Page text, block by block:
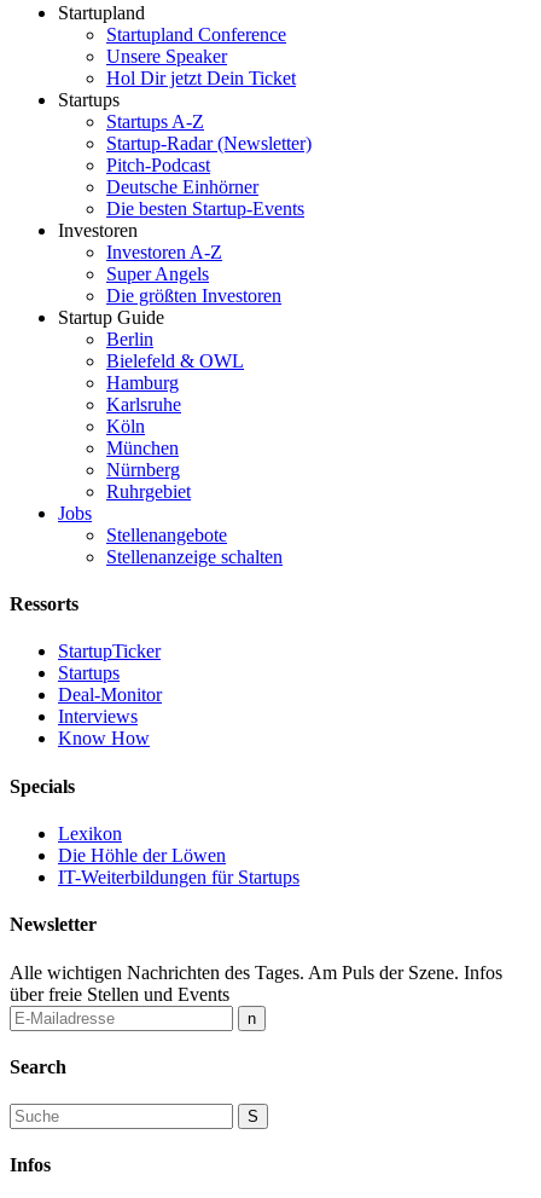
Startupland
Startupland Conference
Unsere Speaker
Hol Dir jetzt Dein Ticket
Startups
Startups A-Z
Startup-Radar (Newsletter)
Pitch-Podcast
Deutsche Einhörner
Die besten Startup-Events
Investoren
Investoren A-Z
Super Angels
Die größten Investoren
Startup Guide
Berlin
Bielefeld & OWL
Hamburg
Karlsruhe
Köln
München
Nürnberg
Ruhrgebiet
Jobs
Stellenangebote
Stellenanzeige schalten
Ressorts
StartupTicker
Startups
Deal-Monitor
Interviews
Know How
Specials
Lexikon
Die Höhle der Löwen
IT-Weiterbildungen für Startups
Newsletter
Alle wichtigen Nachrichten des Tages. Am Puls der Szene. Infos
über freie Stellen und Events
Search
Infos